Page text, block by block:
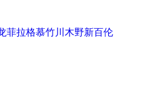
菲拉格慕竹川木野新百伦